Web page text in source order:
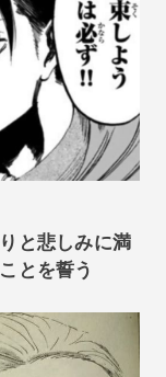
と悲しみに満
とを誓う